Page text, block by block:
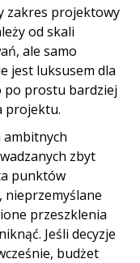
zakres projektowy
od skali
ale samo
jest luksusem dla
po prostu bardziej
projektu.
ambitnych
zbyt
punktów
nieprzemyślane
przeszklenia
Jeśli decyzje
budżet